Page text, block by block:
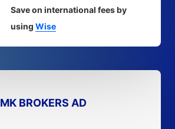
Save on international fees by
using Wise
MK BROKERS AD